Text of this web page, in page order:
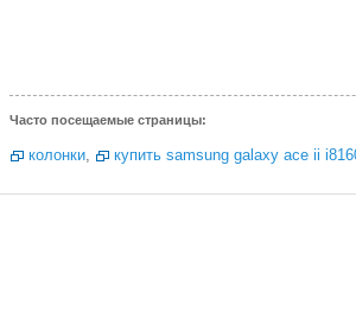
Часто посещаемые страницы:
колонки, купить samsung galaxy ace ii